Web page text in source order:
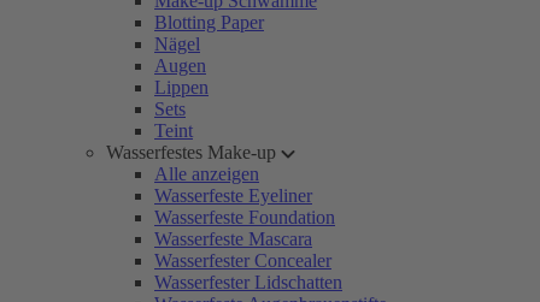
Blotting Paper
Nägel
Augen
Lippen
Sets
Teint
Wasserfestes Make-up
Alle anzeigen
Wasserfeste Eyeliner
Wasserfeste Foundation
Wasserfeste Mascara
Wasserfester Concealer
Wasserfester Lidschatten